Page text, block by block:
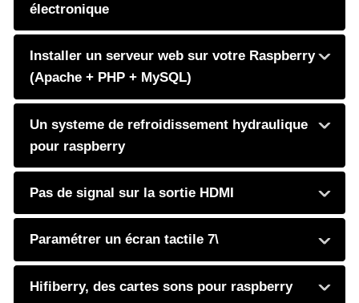
électronique
Installer un serveur web sur votre Raspberry
(Apache + PHP + MySQL)
Un systeme de refroidissement hydraulique
pour raspberry
Pas de signal sur la sortie HDMI
Paramétrer un écran tactile 7\
Hifiberry, des cartes sons pour raspberry